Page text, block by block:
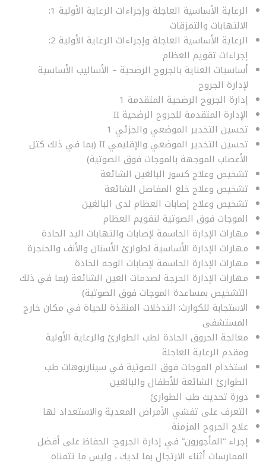
الرعاية الأساسية العاجلة وإجراءات الرعاية الأولية 1:
الالتهابات والتمزقات
الرعاية الأساسية العاجلة وإجراءات الرعاية الأولية 2:
إجراءات تقويم العظام
أساسيات العناية بالجروح الرضحية – الأساليب الأساسية
لإدارة الجروح
إدارة الجروح الرضحية المتقدمة 1
الإدارة المتقدمة للجروح الرضحية II
تحسين التخدير الموضعي والجزئي 1
تحسين التخدير الموضعي والإقليمي II (بما في ذلك كتل
الأعصاب الموجهة بالموجات فوق الصوتية)
تشخيص وعلاج كسور البالغين الشائعة
تشخيص وعلاج خلع المفاصل الشائعة
تشخيص وعلاج إصابات العظام لدى البالغين
الموجات فوق الصوتية لتقويم العظام
مهارات الإدارة الحاسمة لإصابات والتهابات اليد الحادة
مهارات الإدارة الأساسية لطوارئ الأسنان والأنف والحنجرة
مهارات الإدارة الحاسمة لإصابات الوجه الحادة
مهارات الإدارة الحرجة لصدمات العين الشائعة (بما في ذلك
التشخيص بمساعدة الموجات فوق الصوتية)
الاستجابة للكوارث: التدخلات المنقذة للحياة في مكان خارج
المستشفى
معالجة الحروق الحادة لطب الطوارئ والرعاية الأولية
ومقدم الرعاية العاجلة
استخدام الموجات فوق الصوتية في سيناريوهات طب
الطوارئ الشائعة للأطفال والبالغين
دورة تحديث طب الطوارئ
التعرف على تفشي الأمراض المعدية والاستعداد لها
علاج الجروح المزمنة
إجراء “المأجورون” في إدارة الجروح: الحفاظ على أفضل
الممارسات أثناء الارتجال بما لديك ، وليس ما تتمناه